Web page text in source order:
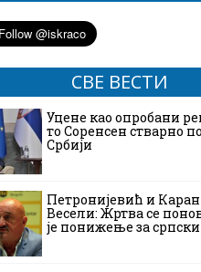
СВЕ ВЕСТИ
Уцене као опробани
то Соренсен стварно
Србији
Петронијевић и
Весели: Жртва се
је понижење за